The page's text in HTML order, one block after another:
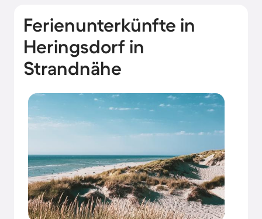
Ferienunterkünfte in
Heringsdorf in
Strandnähe